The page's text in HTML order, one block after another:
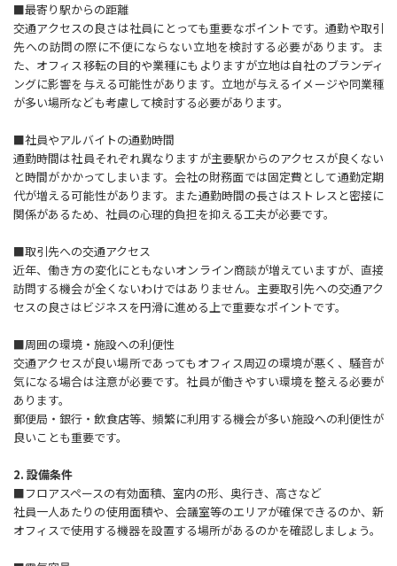
■最寄り駅からの距離
交通アクセスの良さは社員にとっても重要なポイントです。通勤や取引
先への訪問の際に不便にならない立地を検討する必要があります。ま
た、オフィス移転の目的や業種にもよりますが立地は自社のブランディ
ングに影響を与える可能性があります。立地が与えるイメージや同業種
が多い場所なども考慮して検討する必要があります。
■社員やアルバイトの通勤時間
通勤時間は社員それぞれ異なりますが主要駅からのアクセスが良くない
と時間がかかってしまいます。会社の財務面では固定費として通勤定期
代が増える可能性があります。また通勤時間の長さはストレスと密接に
関係があるため、社員の心理的負担を抑える工夫が必要です。
■取引先への交通アクセス
近年、働き方の変化にともないオンライン商談が増えていますが、直接
訪問する機会が全くないわけではありません。主要取引先への交通アク
セスの良さはビジネスを円滑に進める上で重要なポイントです。
■周囲の環境・施設への利便性
交通アクセスが良い場所であってもオフィス周辺の環境が悪く、騒音が
気になる場合は注意が必要です。社員が働きやすい環境を整える必要が
あります。
郵便局・銀行・飲食店等、頻繁に利用する機会が多い施設への利便性が
良いことも重要です。
2. 設備条件
■フロアスペースの有効面積、室内の形、奥行き、高さなど
社員一人あたりの使用面積や、会議室等のエリアが確保できるのか、新
オフィスで使用する機器を設置する場所があるのかを確認しましょう。